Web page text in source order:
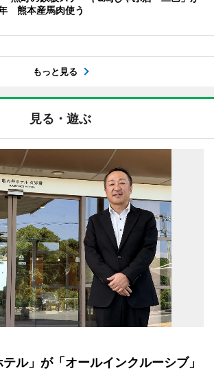
熊本産馬肉使う
もっと見る
見る・遊ぶ
ル」が「オールインクルーシブ」